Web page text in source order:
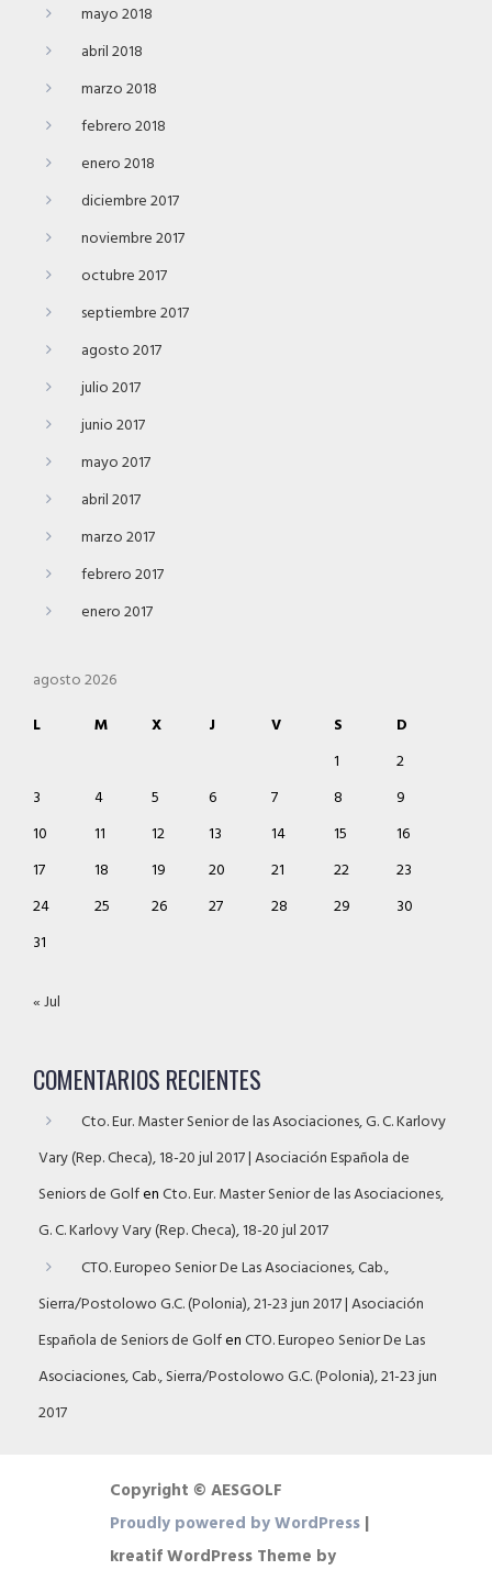
mayo 2018
abril 2018
marzo 2018
febrero 2018
enero 2018
diciembre 2017
noviembre 2017
octubre 2017
septiembre 2017
agosto 2017
julio 2017
junio 2017
mayo 2017
abril 2017
marzo 2017
febrero 2017
enero 2017
agosto 2026
L
M X J V S
D
1
2
3
4 5 6 7 8
9
10
11 12 13 14 15
16
17
18 19 20 21 22
23
24
25 26 27 28 29
30
31
« Jul
COMENTARIOS RECIENTES
Cto. Eur. Master Senior de las Asociaciones, G. C. Karlovy
Vary (Rep. Checa), 18-20 jul 2017 | Asociación Española de
Seniors de GolfenCto. Eur. Master Senior de las Asociaciones,
G. C. Karlovy Vary (Rep. Checa), 18-20 jul 2017
CTO. Europeo Senior De Las Asociaciones, Cab.,
Sierra/Postolowo G.C. (Polonia), 21-23 jun 2017 | Asociación
Española de Seniors de GolfenCTO. Europeo Senior De Las
Asociaciones, Cab., Sierra/Postolowo G.C. (Polonia), 21-23 jun
2017
Copyright © AESGOLF
Proudly powered by WordPress |
kreatif WordPress Theme by